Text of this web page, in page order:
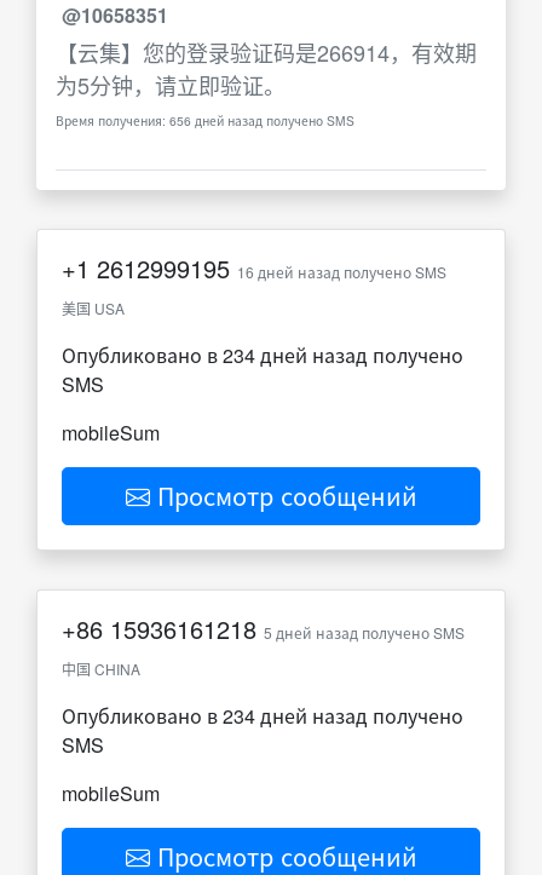
@10658351
【云集】您的登录验证码是266914，有效期
为5分钟，请立即验证。
Время получения: 656 дней назад получено SMS
+1 2612999195 16 дней назад получено SMS
美国 USA
Опубликовано в 234 дней назад получено
SMS
mobileSum
Просмотр сообщений
+86 15936161218 5 дней назад получено SMS
中国 CHINA
Опубликовано в 234 дней назад получено
SMS
mobileSum
Просмотр сообщений